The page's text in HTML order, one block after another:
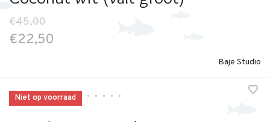
€45,00
€22,50
Baje Studio
Niet op voorraad • • • • •